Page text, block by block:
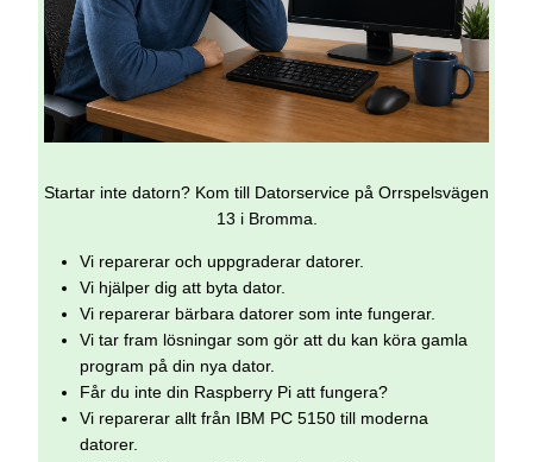
Startar inte datorn? Kom till Datorservice på Orrspelsvägen
13 i Bromma.
Vi reparerar och uppgraderar datorer.
Vi hjälper dig att byta dator.
Vi reparerar bärbara datorer som inte fungerar.
Vi tar fram lösningar som gör att du kan köra gamla
program på din nya dator.
Får du inte din Raspberry Pi att fungera?
Vi reparerar allt från IBM PC 5150 till moderna
datorer.